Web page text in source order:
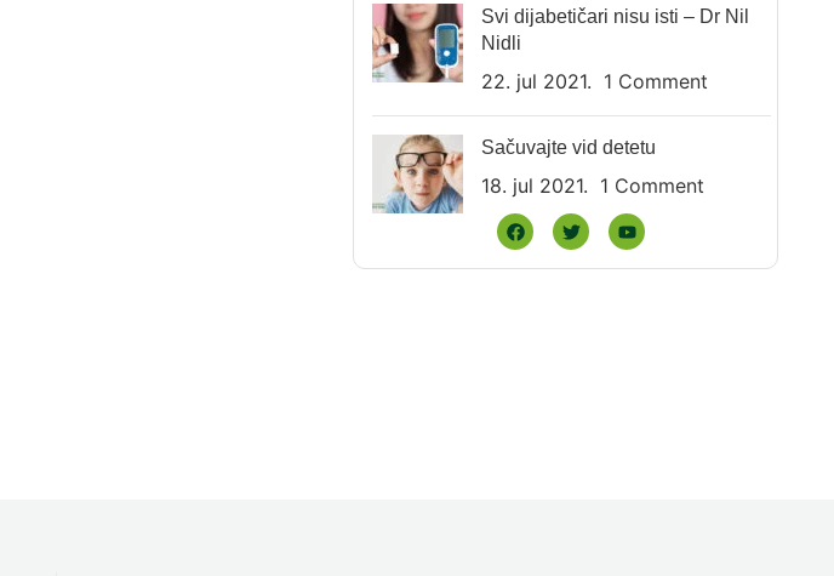
Svi dijabetičari nisu isti – Dr Nil
Nidli
22. jul 2021. 1 Comment
Sačuvajte vid detetu
18. jul 2021. 1 Comment